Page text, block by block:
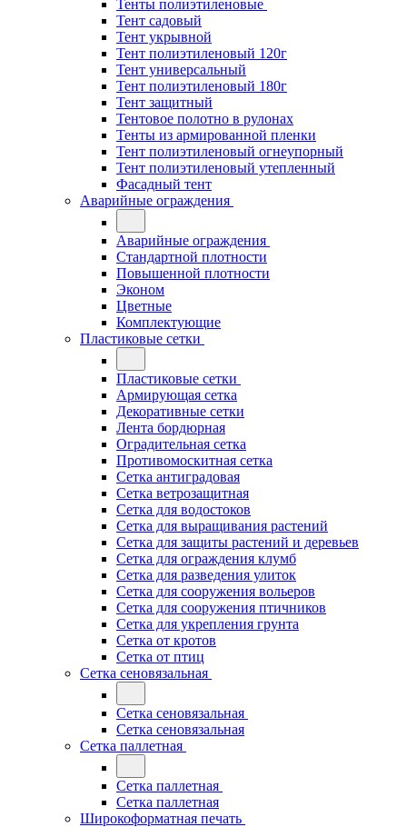
Тенты полиэтиленовые
Тент садовый
Тент укрывной
Тент полиэтиленовый 120г
Тент универсальный
Тент полиэтиленовый 180г
Тент защитный
Тентовое полотно в рулонах
Тенты из армированной пленки
Тент полиэтиленовый огнеупорный
Тент полиэтиленовый утепленный
Фасадный тент
Аварийные ограждения
Аварийные ограждения
Стандартной плотности
Повышенной плотности
Эконом
Цветные
Комплектующие
Пластиковые сетки
Пластиковые сетки
Армирующая сетка
Декоративные сетки
Лента бордюрная
Оградительная сетка
Противомоскитная сетка
Сетка антиградовая
Сетка ветрозащитная
Сетка для водостоков
Сетка для выращивания растений
Сетка для защиты растений и деревьев
Сетка для ограждения клумб
Сетка для разведения улиток
Сетка для сооружения вольеров
Сетка для сооружения птичников
Сетка для укрепления грунта
Сетка от кротов
Сетка от птиц
Сетка сеновязальная
Сетка сеновязальная
Сетка сеновязальная
Сетка паллетная
Сетка паллетная
Сетка паллетная
Широкоформатная печать